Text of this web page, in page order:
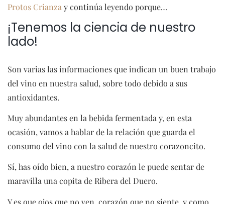
Protos Crianza y continúa leyendo porque…
¡Tenemos la ciencia de nuestro
lado!
Son varias las informaciones que indican un buen trabajo
del vino en nuestra salud, sobre todo debido a sus
antioxidantes.
Muy abundantes en la bebida fermentada y, en esta
ocasión, vamos a hablar de la relación que guarda el
consumo del vino con la salud de nuestro corazoncito.
Sí, has oído bien, a nuestro corazón le puede sentar de
maravilla una copita de Ribera del Duero.
Y es que ojos que no ven, corazón que no siente, y como